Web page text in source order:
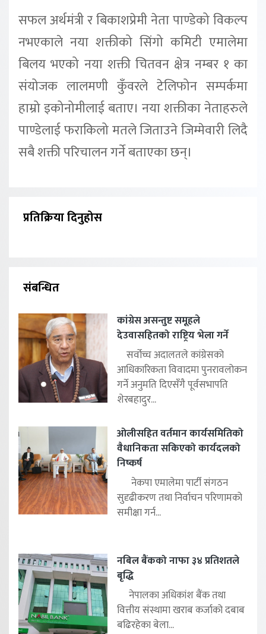
सफल अर्थमंत्री र बिकाशप्रेमी नेता पाण्डेको विकल्प
नभएकाले नया शक्तीको सिंगो कमिटी एमालेमा
बिलय भएको नया शक्ती चितवन क्षेत्र नम्बर १ का
संयोजक लालमणी कुँवरले टेलिफोन सम्पर्कमा
हाम्रो इकोनोमीलाई बताए। नया शक्तीका नेताहरुले
पाण्डेलाई फराकिलो मतले जिताउने जिम्मेवारी लिदै
सबै शक्ती परिचालन गर्ने बताएका छन्।
प्रतिक्रिया दिनुहोस
संबन्धित
कांग्रेस असन्तुष्ट समूहले
देउवासहितको राष्ट्रिय भेला गर्ने
सर्वोच्च अदालतले कांग्रेसको
आधिकारिकता विवादमा पुनरावलोकन
गर्ने अनुमति दिएसँगै पूर्वसभापति
शेरबहादुर...
ओलीसहित वर्तमान कार्यसमितिको
वैधानिकता सकिएको कार्यदलको
निष्कर्ष
नेकपा एमालेमा पार्टी संगठन
सुदृढीकरण तथा निर्वाचन परिणामको
समीक्षा गर्न...
नबिल बैंकको नाफा ३४ प्रतिशतले
बृद्धि
नेपालका अधिकांश बैंक तथा
वित्तीय संस्थामा खराब कर्जाको दबाब
बढिरहेका बेला...